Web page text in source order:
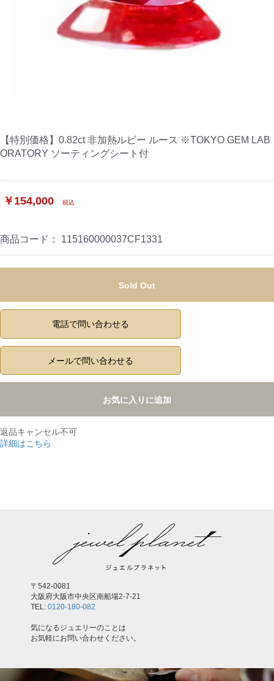
【特別価格】0.82ct 非加熱ルビー ルース ※TOKYO GEM LAB
ORATORY ソーティングシート付
￥154,000 税込
商品コード： 115160000037CF1331
Sold Out
電話で問い合わせる
メールで問い合わせる
お気に入りに追加
返品キャンセル不可
詳細はこちら
〒542-0081
大阪府大阪市中央区南船場2-7-21
TEL: 0120-180-082
気になるジュエリーのことは
お気軽にお問い合わせください。